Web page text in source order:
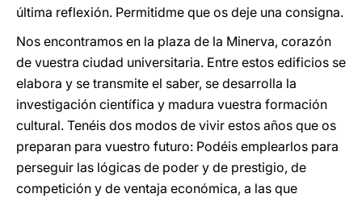
última reflexión. Permitidme que os deje una consigna.
Nos encontramos en la plaza de la Minerva, corazón
de vuestra ciudad universitaria. Entre estos edificios se
elabora y se transmite el saber, se desarrolla la
investigación científica y madura vuestra formación
cultural. Tenéis dos modos de vivir estos años que os
preparan para vuestro futuro: Podéis emplearlos para
perseguir las lógicas de poder y de prestigio, de
competición y de ventaja económica, a las que